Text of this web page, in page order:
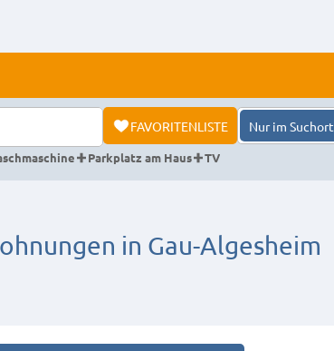
FAVORITENLISTE Nur im Suchort
Parkplatz am Haus TV
in Gau-Algesheim